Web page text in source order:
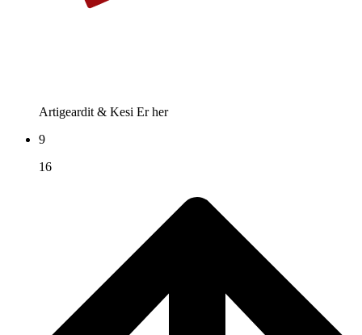
Artigeardit & Kesi Er her
9
16